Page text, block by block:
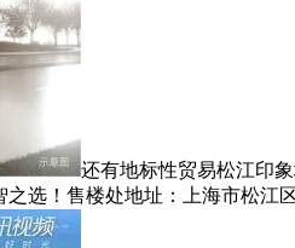
还有地标性贸易松江印
选！售楼处地址：上海市松江